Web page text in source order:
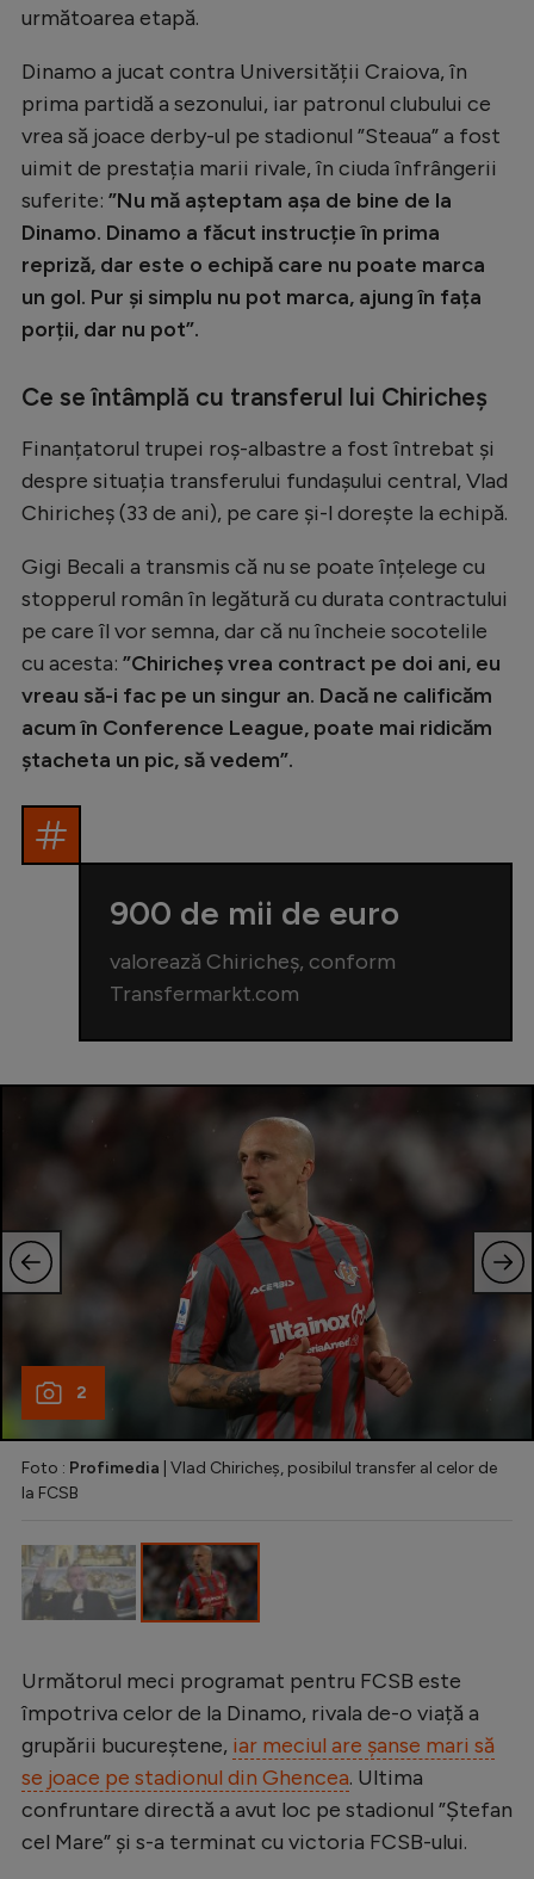
Alte sporturi
JO 2024
JO 2026
Intră în cont
Creează cont
următoarea etapă.
Dinamo a jucat contra Universității Craiova, în
prima partidă a sezonului, iar patronul clubului ce
vrea să joace derby-ul pe stadionul ”Steaua” a fost
uimit de prestația marii rivale, în ciuda înfrângerii
suferite: ”Nu mă așteptam așa de bine de la
Dinamo. Dinamo a făcut instrucție în prima
repriză, dar este o echipă care nu poate marca
un gol. Pur și simplu nu pot marca, ajung în fața
porții, dar nu pot”.
Ce se întâmplă cu transferul lui Chiricheș
Finanțatorul trupei roș-albastre a fost întrebat și
despre situația transferului fundașului central, Vlad
Chiricheș (33 de ani), pe care și-l dorește la echipă.
Gigi Becali a transmis că nu se poate înțelege cu
stopperul român în legătură cu durata contractului
pe care îl vor semna, dar că nu încheie socotelile
cu acesta: ”Chiricheș vrea contract pe doi ani, eu
vreau să-i fac pe un singur an. Dacă ne calificăm
acum în Conference League, poate mai ridicăm
ștacheta un pic, să vedem”.
900 de mii de euro
valorează Chiricheș, conform
Transfermarkt.com
2
Foto : Profimedia | Vlad Chiricheș, posibilul transfer al celor de
la FCSB
Următorul meci programat pentru FCSB este
împotriva celor de la Dinamo, rivala de-o viață a
grupării bucureștene, iar meciul are șanse mari să
se joace pe stadionul din Ghencea. Ultima
confruntare directă a avut loc pe stadionul ”Ștefan
cel Mare” și s-a terminat cu victoria FCSB-ului.